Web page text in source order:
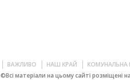
ВАЖЛИВО НАШ КРАЙ
КОМУНАЛЬНА
©Всі матеріали на цьому сайті розміщені